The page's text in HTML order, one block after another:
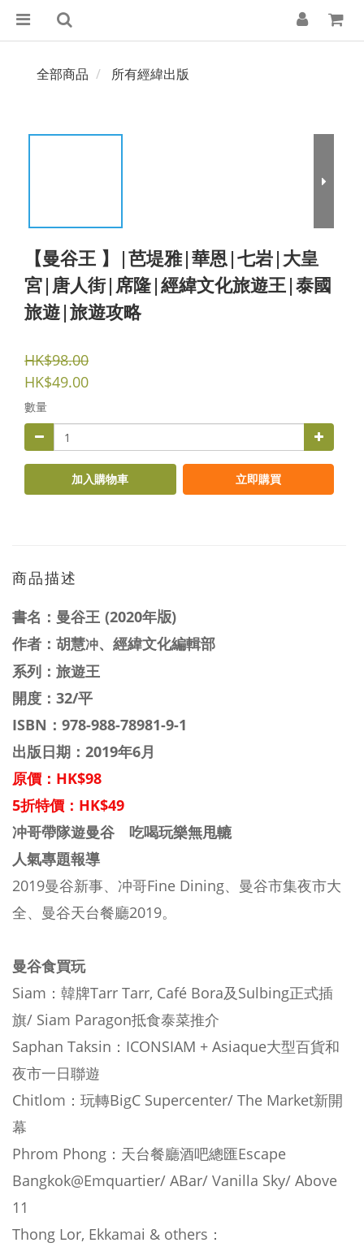
全部商品 所有經緯出版
【曼谷王 】|芭堤雅|華恩|七岩|大皇
宮|唐人街|席隆|經緯文化旅遊王|泰國
旅遊|旅遊攻略
HK$98.00
HK$49.00
數量
加入購物車 立即購買
商品描述
書名：曼谷王 (2020年版)
作者：胡慧冲、經緯文化編輯部
系列：旅遊王
開度：32/平
ISBN： 978-988-78981-9-1
出版日期：2019年6月
原價：HK$98
5折特價：HK$49
冲哥帶隊遊曼谷 吃喝玩樂無甩轆
人氣專題報導
2019曼谷新事、冲哥Fine Dining、曼谷市集夜市大
全、曼谷天台餐廳2019。
曼谷食買玩
Siam：韓牌Tarr Tarr, Café Bora及Sulbing正式插
旗/ Siam Paragon抵食泰菜推介
Saphan Taksin：ICONSIAM + Asiaque大型百貨和
夜市一日聯遊
Chitlom：玩轉BigC Supercenter/ The Market新開
幕
Phrom Phong：天台餐廳酒吧總匯Escape
Bangkok@Emquartier/ ABar/ Vanilla Sky/ Above
11
Thong Lor, Ekkamai & others：